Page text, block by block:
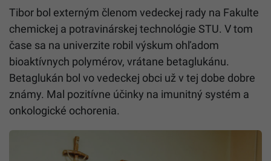
Tibor bol externým členom vedeckej rady na Fakulte
chemickej a potravinárskej technológie STU. V tom
čase sa na univerzite robil výskum ohľadom
bioaktívnych polymérov, vrátane betaglukánu.
Betaglukán bol vo vedeckej obci už v tej dobe dobre
známy. Mal pozitívne účinky na imunitný systém a
onkologické ochorenia.